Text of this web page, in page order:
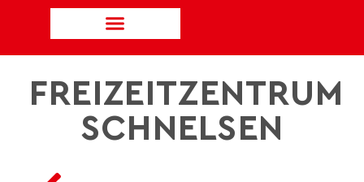
FREIZEITZENTRUM
SCHNELSEN